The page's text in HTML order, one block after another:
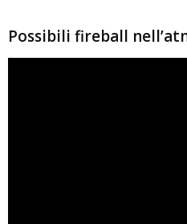
Possibili fireball